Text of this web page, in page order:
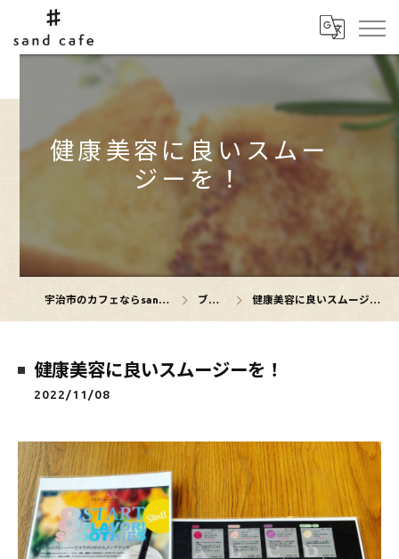
健康美容に良いスムー
ジーを！
宇治市のカフェならsand cafe ブログ 健康美容に良いスムージーを！
健康美容に良いスムージーを！
2022/11/08